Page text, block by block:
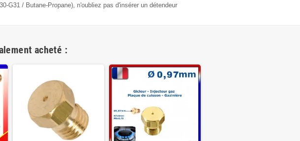
G31 / Butane-Propane), n'oubliez pas d'insérer un détendeur
acheté :